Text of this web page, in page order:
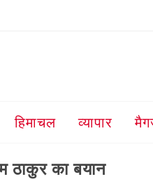
हिमाचल व्यापार
ठाकुर का बयान